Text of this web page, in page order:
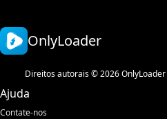
OnlyLoader
Direitos autorais © 2026
Ajuda
Contate-nos